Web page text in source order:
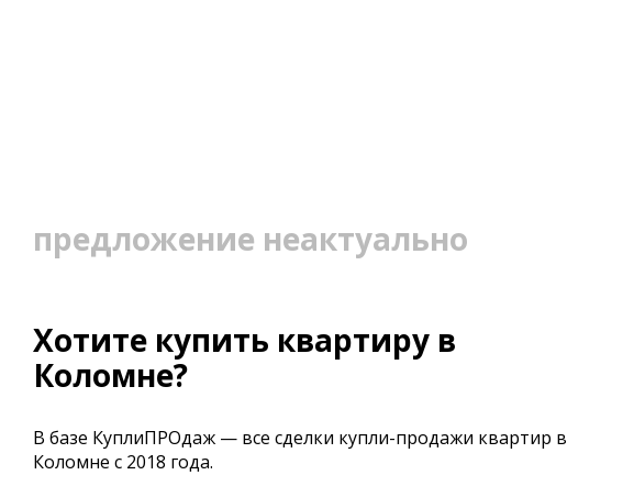
предложение неактуально
Хотите купить квартиру в
Коломне?
В базе КуплиПРОдаж — все сделки купли-продажи квартир в
Коломне с 2018 года.